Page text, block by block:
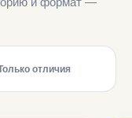
отличия